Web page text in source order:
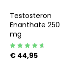
Testosteron
Enanthate 250
mg
Gewaardeerd
€ 44,95